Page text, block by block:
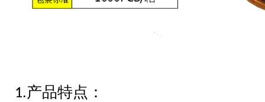
1.产品特点：